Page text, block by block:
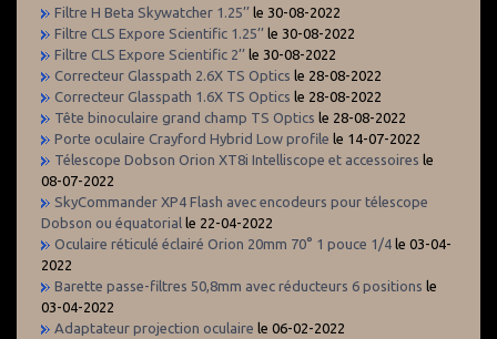
Filtre H Beta Skywatcher 1.25’’ le 30-08-2022
Filtre CLS Expore Scientific 1.25’’ le 30-08-2022
Filtre CLS Expore Scientific 2’’ le 30-08-2022
Correcteur Glasspath 2.6X TS Optics le 28-08-2022
Correcteur Glasspath 1.6X TS Optics le 28-08-2022
Tête binoculaire grand champ TS Optics le 28-08-2022
Porte oculaire Crayford Hybrid Low profile le 14-07-2022
Télescope Dobson Orion XT8i Intelliscope et accessoires le
08-07-2022
SkyCommander XP4 Flash avec encodeurs pour télescope
Dobson ou équatorial le 22-04-2022
Oculaire réticulé éclairé Orion 20mm 70° 1 pouce 1/4 le 03-04-
2022
Barette passe-filtres 50,8mm avec réducteurs 6 positions le
03-04-2022
Adaptateur projection oculaire le 06-02-2022